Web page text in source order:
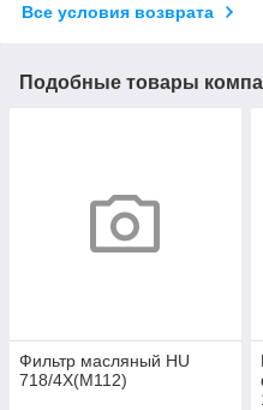
Все условия возврата
Подобные товары
Фильтр масляный HU
718/4X(M112)